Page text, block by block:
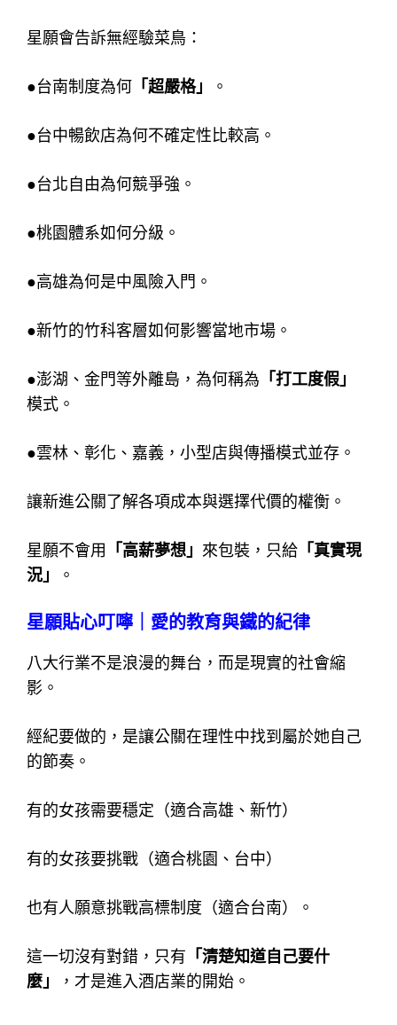
星願會告訴無經驗菜鳥：
●台南制度為何 「超嚴格」 。
●台中暢飲店為何不確定性比較高。
●台北自由為何競爭強。
●桃園體系如何分級。
●高雄為何是中風險入門。
●新竹的竹科客層如何影響當地市場。
●澎湖、金門等外離島，為何稱為 「打工度假」
模式。
●雲林、彰化、嘉義，小型店與傳播模式並存。
讓新進公關了解各項成本與選擇代價的權衡。
星願不會用 「高薪夢想」 來包裝，只給 「真實現
況」
。
星願貼心叮嚀｜愛的教育與鐵的紀律
八大行業不是浪漫的舞台，而是現實的社會縮
影。
經紀要做的，是讓公關在理性中找到屬於她自己
的節奏。
有的女孩需要穩定（適合高雄、新竹）
有的女孩要挑戰（適合桃園、台中）
也有人願意挑戰高標制度（適合台南）。
這一切沒有對錯， 只有 「清楚知道自己要什
麼」
， 才是進入酒店業的開始。